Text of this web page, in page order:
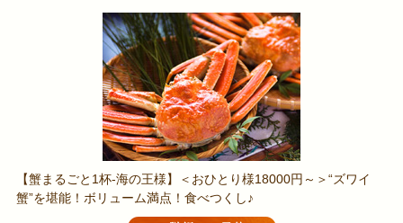
【蟹まるごと1杯-海の王様】＜おひとり様18000円～＞“ズワイ
蟹”を堪能！ボリューム満点！食べつくし♪